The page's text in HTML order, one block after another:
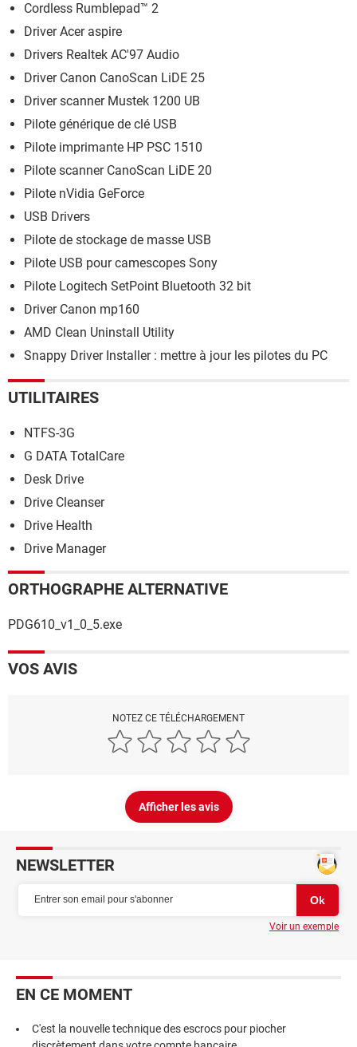
Cordless Rumblepad™ 2
Driver Acer aspire
Drivers Realtek AC'97 Audio
Driver Canon CanoScan LiDE 25
Driver scanner Mustek 1200 UB
Pilote générique de clé USB
Pilote imprimante HP PSC 1510
Pilote scanner CanoScan LiDE 20
Pilote nVidia GeForce
USB Drivers
Pilote de stockage de masse USB
Pilote USB pour camescopes Sony
Pilote Logitech SetPoint Bluetooth 32 bit
Driver Canon mp160
AMD Clean Uninstall Utility
Snappy Driver Installer : mettre à jour les pilotes du PC
UTILITAIRES
NTFS-3G
G DATA TotalCare
Desk Drive
Drive Cleanser
Drive Health
Drive Manager
ORTHOGRAPHE ALTERNATIVE
PDG610_v1_0_5.exe
VOS AVIS
NOTEZ CE TÉLÉCHARGEMENT
Afficher les avis
NEWSLETTER
Voir un exemple
EN CE MOMENT
C'est la nouvelle technique des escrocs pour piocher